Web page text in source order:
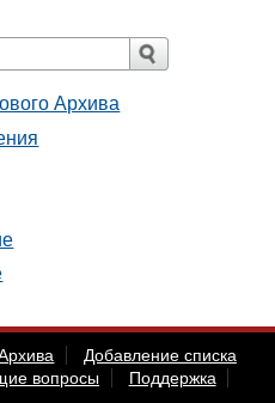
Архива
Добавление списка
вопросы
Поддержка